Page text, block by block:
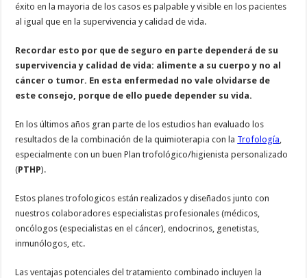
éxito en la mayoria de los casos es palpable y visible en los pacientes
al igual que en la supervivencia y calidad de vida.
Recordar esto por que de seguro en parte dependerá de su
supervivencia y calidad de vida: alimente a su cuerpo y no al
cáncer o tumor. En esta enfermedad no vale olvidarse de
este consejo, porque de ello puede depender su vida.
En los últimos años gran parte de los estudios han evaluado los
resultados de la combinación de la quimioterapia con la Trofología
especialmente con un buen Plan trofológico/higienista personalizado
(PTHP).
Estos planes trofologicos están realizados y diseñados junto con
nuestros colaboradores especialistas profesionales (médicos,
oncólogos (especialistas en el cáncer), endocrinos, genetistas,
inmunólogos, etc.
Las ventajas potenciales del tratamiento combinado incluyen la